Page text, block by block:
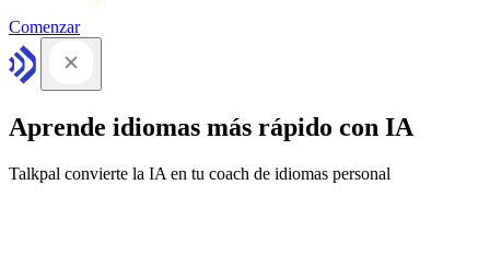
Comenzar
Aprende idiomas más rápido con IA
Talkpal convierte la IA en tu coach de idiomas personal